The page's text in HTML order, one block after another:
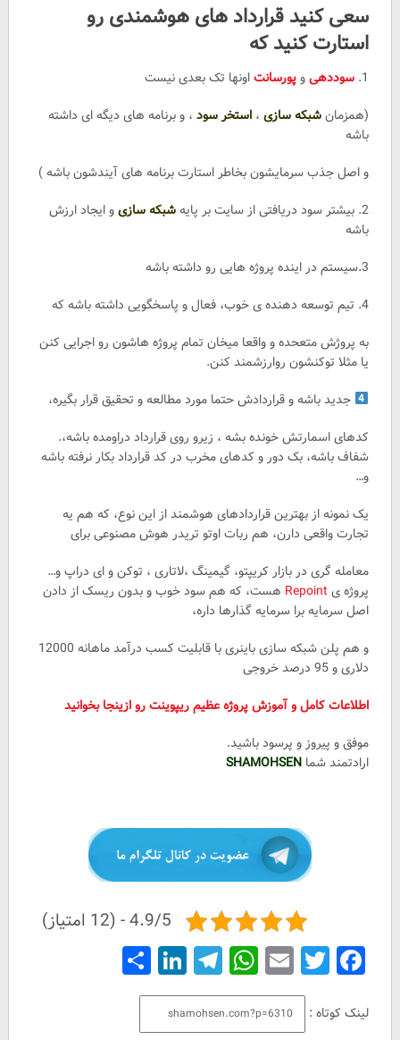
سعی کنید قرارداد های هوشمندی رو
استارت کنید که
1. سوددهیوپورسانتاونها تک بعدی نیست
(همزمانشبکه سازی، استخر سود، و برنامه های دیگه ای داشته
باشه
و اصل جذب سرمایشون بخاطر استارت برنامه های آیندشون باشه )
2. بیشتر سود دریافتی از سایت بر پایه
شبکه سازیو ایجاد ارزش
باشه
3.سیستم در اینده پروژه هایی رو داشته باشه
4. تیم توسعه دهنده ی خوب، فعال و پاسخگویی داشته باشه که
به پروژش متعحده و واقعا میخان تمام پروژه هاشون رو اجرایی کنن
یا مثلا توکنشون روارزشمند کنن.
جدید باشه و قراردادش حتما مورد مطالعه و تحقیق قرار بگیره،
کدهای اسمارتش خونده بشه ، زیرو روی قرارداد دراومده باشه،.
شفاف باشه، بک دور و کدهای مخرب در کد قرارداد بکار نرفته باشه
و…
یک نمونه از بهترین قراردادهای هوشمند از این نوع، که هم یه
تجارت واقعی دارن، هم ربات اوتو تریدر هوش مصنوعی برای
معامله گری در بازار کریپتو، گیمینگ ،لاتاری ، توکن و ای دراپ و…
پروژه ی Repoint هست، که هم سود خوب و بدون ریسک از دادن
اصل سرمایه برا سرمایه گذارها داره،
و هم پلن شبکه سازی باینری با قابلیت کسب درآمد ماهانه 12000
دلاری و 95 درصد خروجی
اطلاعات کامل و آموزش پروژه عظیم ریپوینت رو ازینجا بخوانید
موفق و پیروز و پرسود باشید.
ارادتمند شما SHAMOHSEN
4.9/5 - (12 امتیاز)
Facebook
Twitter
Email
WhatsApp
Telegram
LinkedIn
Share
لینک کوتاه :